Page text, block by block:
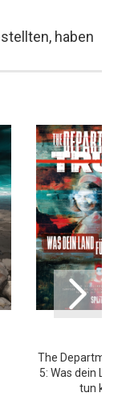
haben
The Department
5: Was dein
tun kann